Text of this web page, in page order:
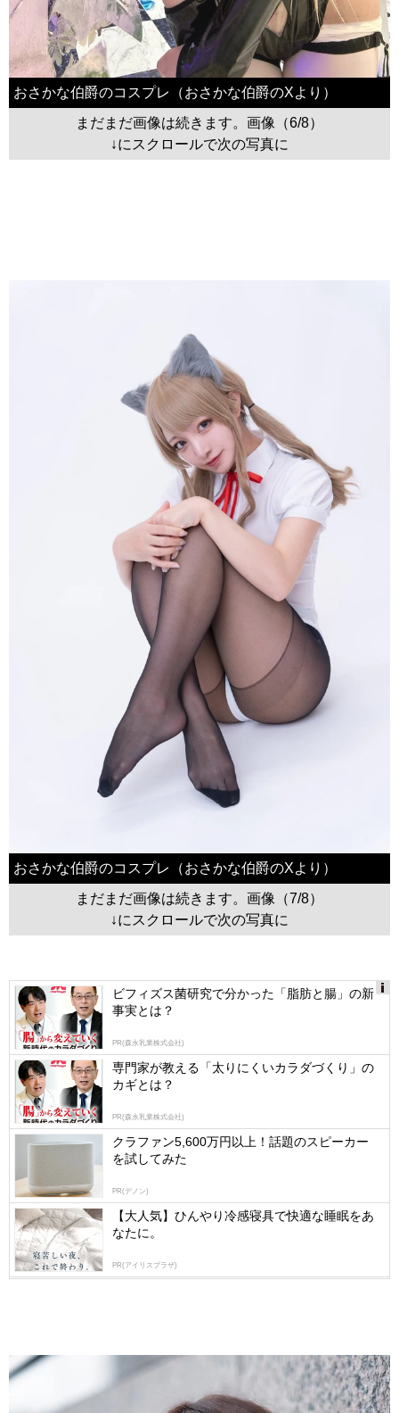
おさかな伯爵のコスプレ（おさかな伯爵のXより）
まだまだ画像は続きます。画像（6/8）
↓にスクロールで次の写真に
おさかな伯爵のコスプレ（おさかな伯爵のXより）
まだまだ画像は続きます。画像（7/8）
↓にスクロールで次の写真に
ビフィズス菌研究で分かった「脂肪と腸」の新
事実とは？
PR(森永乳業株式会社)
専門家が教える「太りにくいカラダづくり」の
カギとは？
PR(森永乳業株式会社)
クラファン5,600万円以上！話題のスピーカー
を試してみた
PR(デノン)
【大人気】ひんやり冷感寝具で快適な睡眠をあ
なたに。
PR(アイリスプラザ)